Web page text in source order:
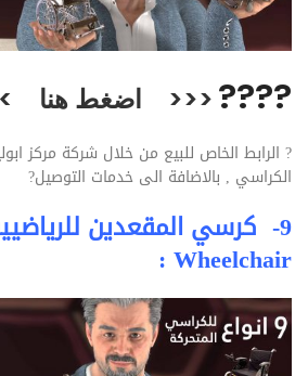
??
??
<<< اضغط هنا
? الرابط الخاص للبيع من خلال شركة مركز
الكراسي , بالاضافة الى خدمات التوصيل?
Wheelchair :